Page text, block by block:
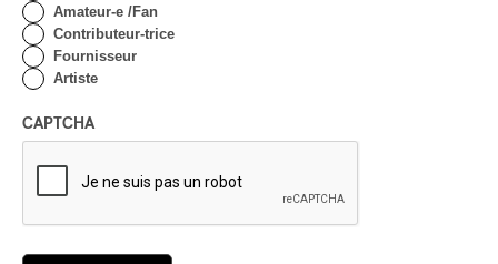
| Bach éternel et éternelles
Barton Pine
Par Alexandre Villemaire
Amateur-e /Fan
Contributeur-trice
Fournisseur
Artiste
CAPTCHA